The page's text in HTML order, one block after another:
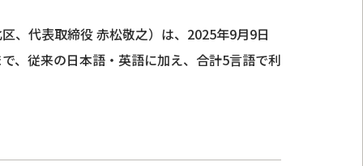
、代表取締役 赤松敬之）は、2025年9月9日
、従来の日本語・英語に加え、合計5言語で利